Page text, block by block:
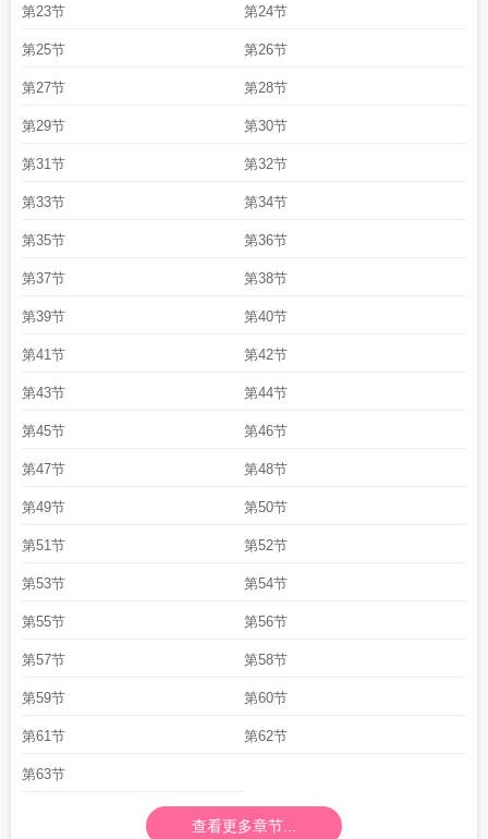
第23节 第24节
第25节 第26节
第27节 第28节
第29节 第30节
第31节 第32节
第33节 第34节
第35节 第36节
第37节 第38节
第39节 第40节
第41节 第42节
第43节 第44节
第45节 第46节
第47节 第48节
第49节 第50节
第51节 第52节
第53节 第54节
第55节 第56节
第57节 第58节
第59节 第60节
第61节 第62节
第63节
查看更多章节...